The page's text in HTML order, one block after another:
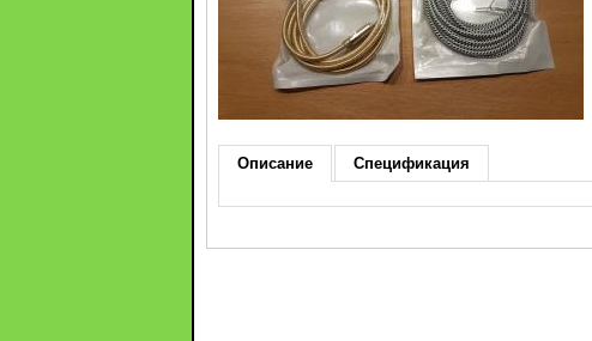
Описание Спецификация